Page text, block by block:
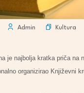
Admin Kultura
je najbolja kratka priča na
organizirao Književni